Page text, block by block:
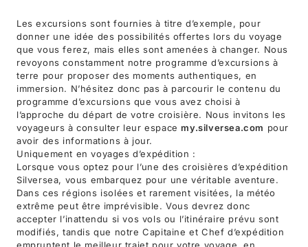
Les excursions sont fournies à titre d’exemple, pour
donner une idée des possibilités offertes lors du voyage
que vous ferez, mais elles sont amenées à changer. Nous
revoyons constamment notre programme d’excursions à
terre pour proposer des moments authentiques, en
immersion. N’hésitez donc pas à parcourir le contenu du
programme d’excursions que vous avez choisi à
l’approche du départ de votre croisière. Nous invitons les
voyageurs à consulter leur espacemy.silversea.com pour
avoir des informations à jour.
Uniquement en voyages d’expédition :
Lorsque vous optez pour l’une des croisières d’expédition
Silversea, vous embarquez pour une véritable aventure.
Dans ces régions isolées et rarement visitées, la météo
extrême peut être imprévisible. Vous devrez donc
accepter l’inattendu si vos vols ou l’itinéraire prévu sont
modifiés, tandis que notre Capitaine et Chef d’expédition
empruntent le meilleur trajet pour votre voyage, en